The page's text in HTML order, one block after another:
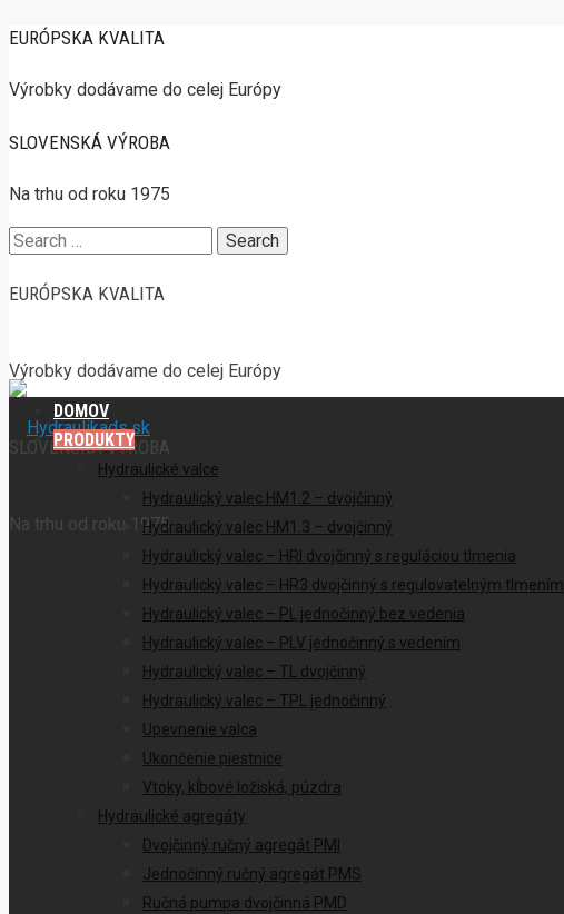
EURÓPSKA KVALITA
Výrobky dodávame do celej Európy
SLOVENSKÁ VÝROBA
Na trhu od roku 1975
Search
EURÓPSKA KVALITA
Výrobky dodávame do celej Európy
SLOVENSKÁ VÝROBA
Na trhu od roku 1975
DOMOV
PRODUKTY
Hydraulické valce
Hydraulický valec HM1.2 – dvojčinný
Hydraulický valec HM1.3 – dvojčinný
Hydraulický valec – HRI dvojčinný s reguláciou tlmenia
Hydraulický valec – HR3 dvojčinný s regulovatelným tlmením
Hydraulický valec – PL jednočinný bez vedenia
Hydraulický valec – PLV jednočinný s vedením
Hydraulický valec – TL dvojčinný
Hydraulický valec – TPL jednočinný
Upevnenie valca
Ukončenie piestnice
Vtoky, kĺbové ložiská, púzdra
Hydraulické agregáty
Dvojčinný ručný agregát PMI
Jednočinný ručný agregát PMS
Ručná pumpa dvojčinná PMD